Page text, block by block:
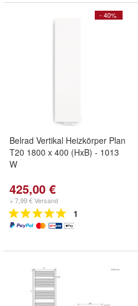
- 40%
Belrad Vertikal Heizkörper Plan
T20 1800 x 400 (HxB) - 1013
W
425,00 €
+ 7,99 € Versand
1